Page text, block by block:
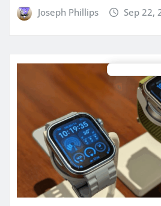
Joseph Phillips Sep 22,